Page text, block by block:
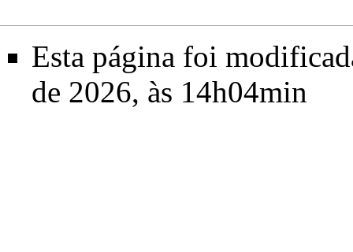
Esta página foi
de 2026, às 14h04min